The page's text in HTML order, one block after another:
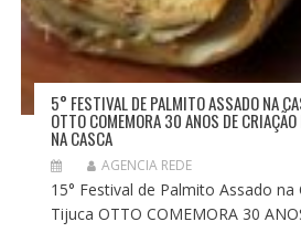
5° FESTIVAL DE PALMITO ASSADO NA
OTTO COMEMORA 30 ANOS DE
NA CASCA
AGENCIA REDE
15° Festival de Palmito Assado
Tijuca OTTO COMEMORA 30